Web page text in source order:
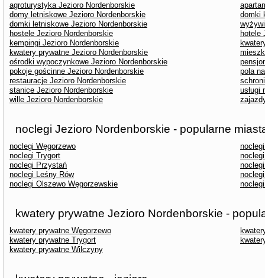
agroturystyka Jezioro Nordenborskie
domy letniskowe Jezioro Nordenborskie
domki
domki letniskowe Jezioro Nordenborskie
hostele Jezioro Nordenborskie
hotele
kempingi Jezioro Nordenborskie
kwatery prywatne Jezioro Nordenborskie
ośrodki wypoczynkowe Jezioro Nordenborskie
pokoje gościnne Jezioro Nordenborskie
pola
restauracje Jezioro Nordenborskie
stanice Jezioro Nordenborskie
usługi
wille Jezioro Nordenborskie
noclegi Jezioro Nordenborskie - popularne
noclegi Węgorzewo
noclegi Trygort
noclegi Przystań
noclegi Leśny Rów
noclegi Olszewo Węgorzewskie
kwatery prywatne Jezioro Nordenborskie -
kwatery prywatne Węgorzewo
kwatery prywatne Trygort
kwatery prywatne Wilczyny